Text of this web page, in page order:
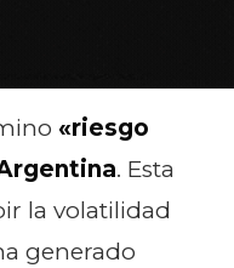
«riesgo
. Esta
la volatilidad
generado